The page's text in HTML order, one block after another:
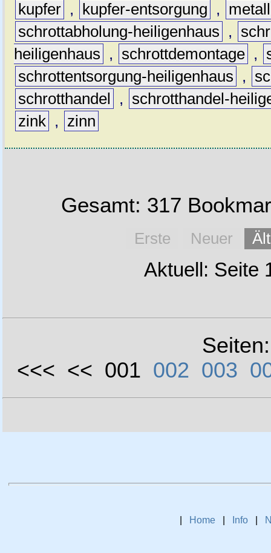
kupfer , kupfer-entsorgung ,
metall
schrottabholung-heiligenhaus
,
heiligenhaus
, schrottdemontage ,
schrottentsorgung-heiligenhaus
,
schrotthandel
,
schrotthandel-
zink , zinn
Gesamt: 317
Erste Neuer
Aktuell: Seite
<<< << 001 002 003
Home Info